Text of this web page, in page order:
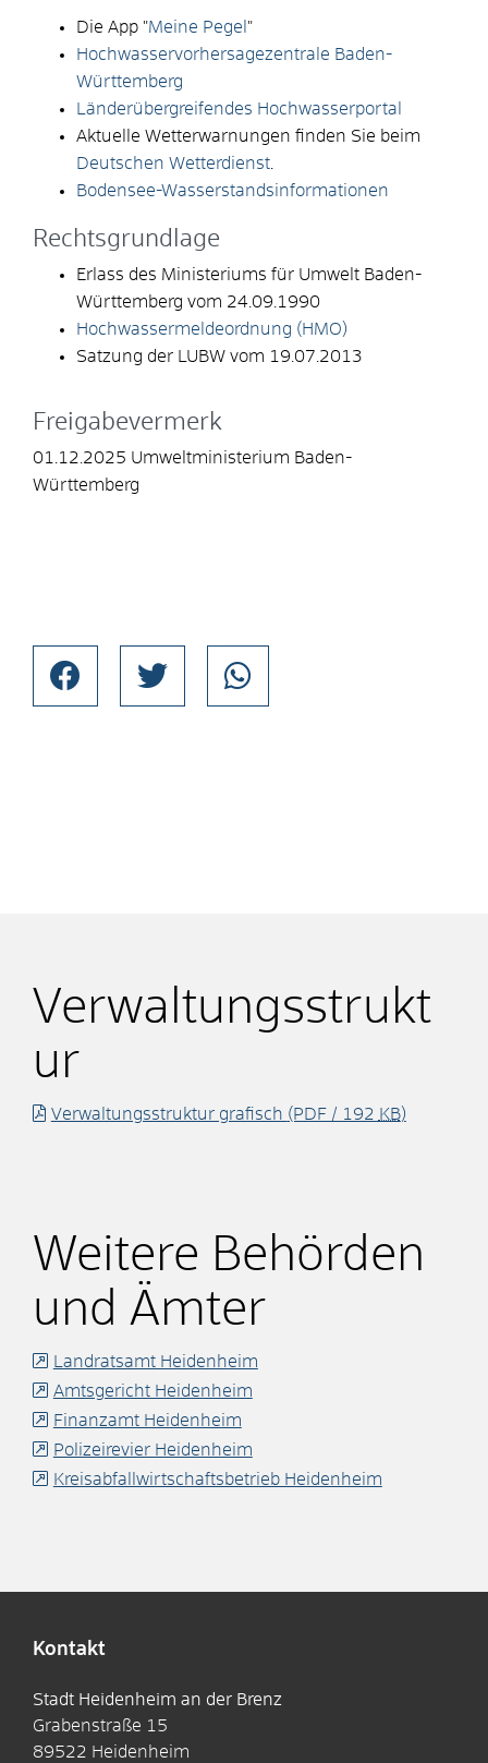
Die App "Meine Pegel "
Hochwasservorhersagezentrale Baden-
Württemberg
Länderübergreifendes Hochwasserportal
Aktuelle Wetterwarnungen finden Sie beim
Deutschen Wetterdienst
Bodensee-Wasserstandsinformationen
Rechtsgrundlage
Erlass des Ministeriums für Umwelt Baden-
Württemberg vom 24.09.1990
Hochwassermeldeordnung (HMO)
Satzung der LUBW vom 19.07.2013
Freigabevermerk
01.12.2025 Umweltministerium Baden-
Württemberg
Verwaltungsstrukt
ur
Verwaltungsstruktur grafisch (PDF / 192 KB)
Weitere Behörden
und Ämter
Landratsamt Heidenheim
Amtsgericht Heidenheim
Finanzamt Heidenheim
Polizeirevier Heidenheim
Kreisabfallwirtschaftsbetrieb Heidenheim
Kontakt
Stadt Heidenheim an der Brenz
Grabenstraße 15
89522 Heidenheim